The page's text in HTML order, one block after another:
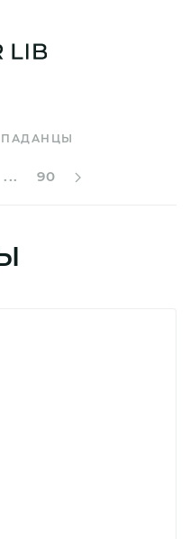
... 90